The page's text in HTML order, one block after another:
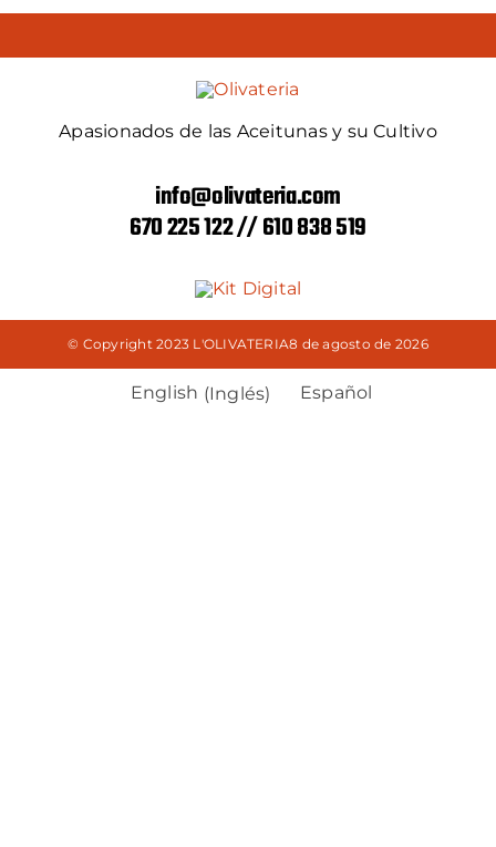
Apasionados de las Aceitunas y su Cultivo
info@olivateria.com
670 225 122 // 610 838 519
© Copyright 2023 L'OLIVATERIA8 de agosto de 2026
English (Inglés) Español